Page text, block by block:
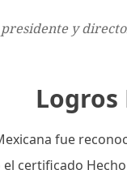
presidente y
Logros
fue
el certificado